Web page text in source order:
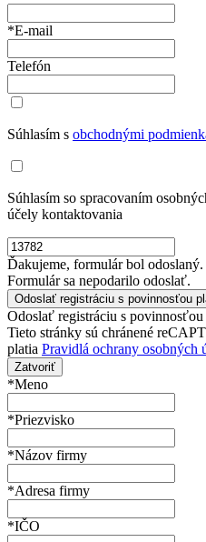
*E-mail
Telefón
Súhlasím s obchodnými
Súhlasím so spracovaním
účely kontaktovania
Ďakujeme, formulár bol odoslaný.
Formulár sa nepodarilo odoslať.
Odoslať registráciu s
Tieto stránky sú chránené
platia Pravidlá ochrany osobných
Zatvoriť
*Meno
*Priezvisko
*Názov firmy
*Adresa firmy
*IČO